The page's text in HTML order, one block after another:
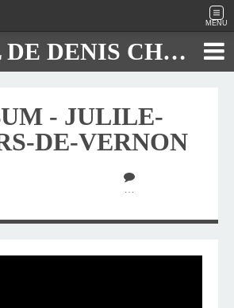
MENU
JOURNAL DE DENIS CHAUTARD
- JULILE-
DE-VERNON
…